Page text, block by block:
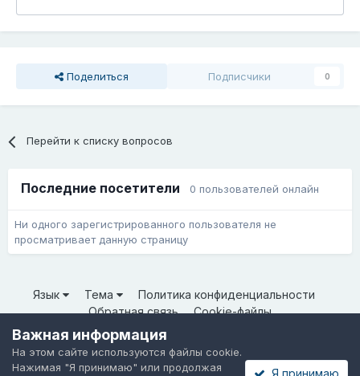
Поделиться Подписчики 0
Перейти к списку вопросов
Последние посетители 0 пользователей онлайн
Ни одного зарегистрированного пользователя не
просматривает данную страницу
Язык Тема
Политика конфиденциальности
Обратная связь
Cookie-файлы
© ООО «Неткрейз» 2025
Powered by Invision Community
Важная информация
На этом сайте используются файлы cookie.
Нажимая "Я принимаю" или продолжая
Я принимаю